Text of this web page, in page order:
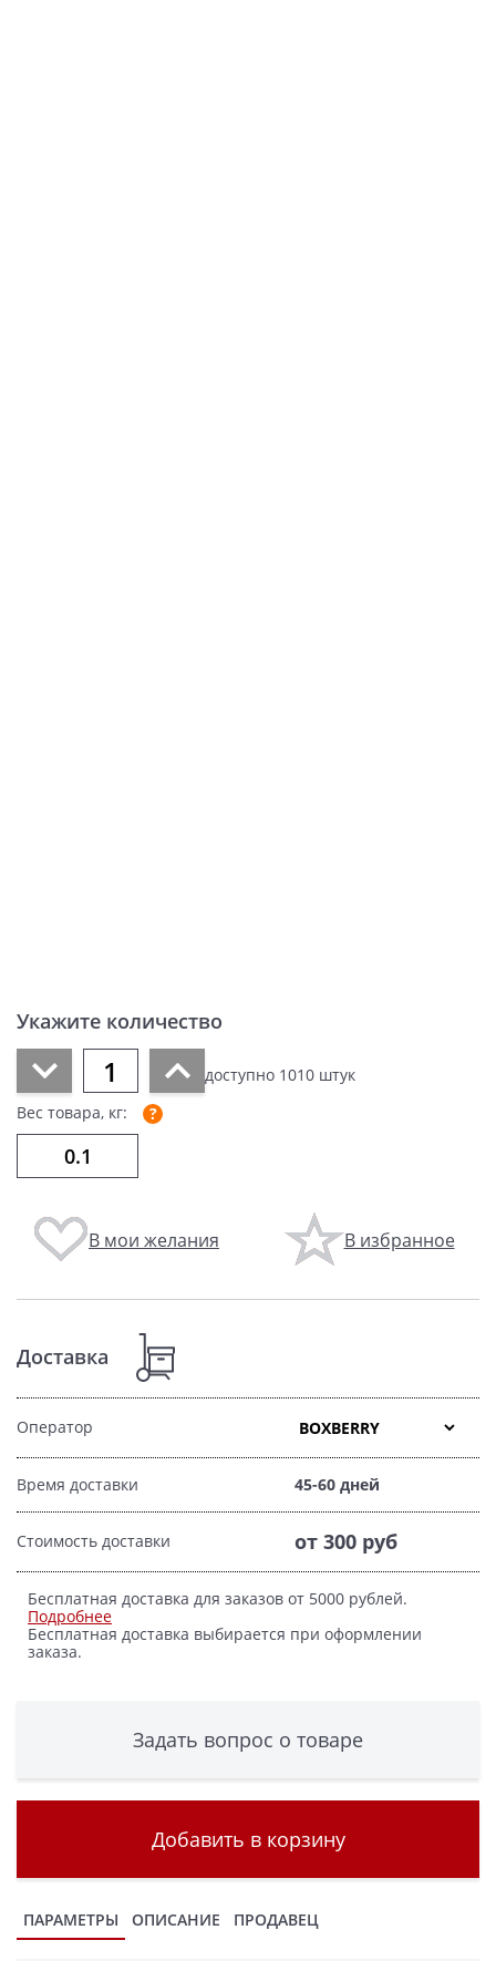
Укажите количество
доступно 1010 штук
Вес товара, кг:
В мои желания В избранное
Доставка
Оператор
Время доставки 45-60 дней
Стоимость доставки от 300 руб
Бесплатная доставка для заказов от 5000 рублей.
Подробнее
Бесплатная доставка выбирается при оформлении
заказа.
Задать вопрос о товаре
Добавить в корзину
ПАРАМЕТРЫ ОПИСАНИЕ ПРОДАВЕЦ